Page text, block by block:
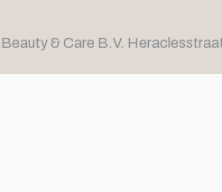
Beauty & Care B.V.